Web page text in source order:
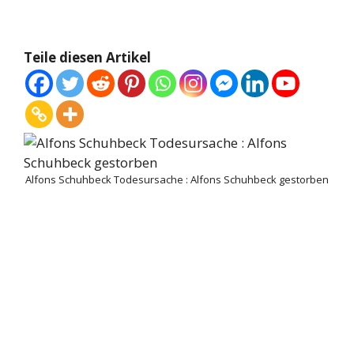
Teile diesen Artikel
Alfons Schuhbeck Todesursache : Alfons Schuhbeck gestorben